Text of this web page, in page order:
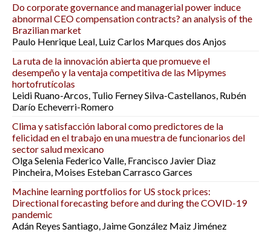
Do corporate governance and managerial power induce
abnormal CEO compensation contracts? an analysis of the
Brazilian market
Paulo Henrique Leal, Luiz Carlos Marques dos Anjos
La ruta de la innovación abierta que promueve el
desempeño y la ventaja competitiva de las Mipymes
hortofrutícolas
Leidi Ruano-Arcos, Tulio Ferney Silva-Castellanos, Rubén
Darío Echeverri-Romero
Clima y satisfacción laboral como predictores de la
felicidad en el trabajo en una muestra de funcionarios del
sector salud mexicano
Olga Selenia Federico Valle, Francisco Javier Diaz
Pincheira, Moises Esteban Carrasco Garces
Machine learning portfolios for US stock prices:
Directional forecasting before and during the COVID-19
pandemic
Adán Reyes Santiago, Jaime González Maiz Jiménez